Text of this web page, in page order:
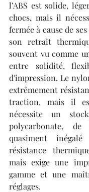
l’ABS est solide,
chocs, mais il
fermée à cause de
son retrait
souvent vu comme
entre solidité,
d'impression. Le
extrêmement
traction, mais il
nécessite un
polycarbonate,
quasiment
résistance
mais exige une
gamme et une
réglages.